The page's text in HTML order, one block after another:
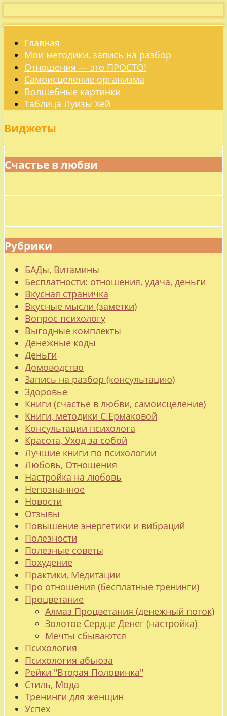
Главная
Мои методики, запись на разбор
Отношения — это ПРОСТО!
Самоисцеление организма
Волшебные картинки
Таблица Луизы Хей
Виджеты
Счастье в любви
Рубрики
БАДы, Витамины
Бесплатности: отношения, удача, деньги
Вкусная страничка
Вкусные мысли (заметки)
Вопрос психологу
Выгодные комплекты
Денежные коды
Деньги
Домоводство
Запись на разбор (консультацию)
Здоровье
Книги (счастье в любви, самоисцеление)
Книги, методики С.Ермаковой
Консультации психолога
Красота, Уход за собой
Лучшие книги по психологии
Любовь, Отношения
Настройка на любовь
Непознанное
Новости
Отзывы
Повышение энергетики и вибраций
Полезности
Полезные советы
Похудение
Практики, Медитации
Про отношения (бесплатные тренинги)
Процветание
Алмаз Процветания (денежный поток)
Золотое Сердце Денег (настройка)
Мечты сбываются
Психология
Психология абьюза
Рейки "Вторая Половинка"
Стиль, Мода
Тренинги для женщин
Успех